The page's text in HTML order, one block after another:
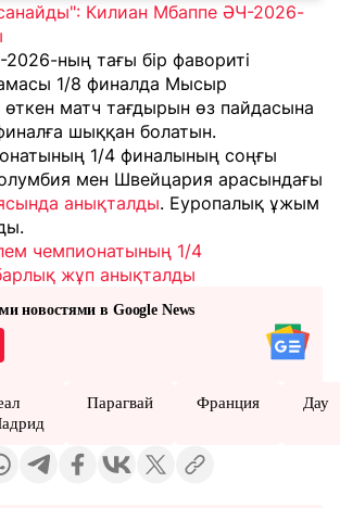
Килиан Мбаппе ӘЧ-2026-
2026-ның тағы бір фавориті
1/8 финалда Мысыр
матч тағдырын өз пайдасына
шыққан болатын.
1/4 финалының соңғы
мен Швейцария арасындағы
анықталды. Еуропалық ұжым
чемпионатының 1/4
жұп анықталды
новостями в Google News
Парагвай Франция Дау